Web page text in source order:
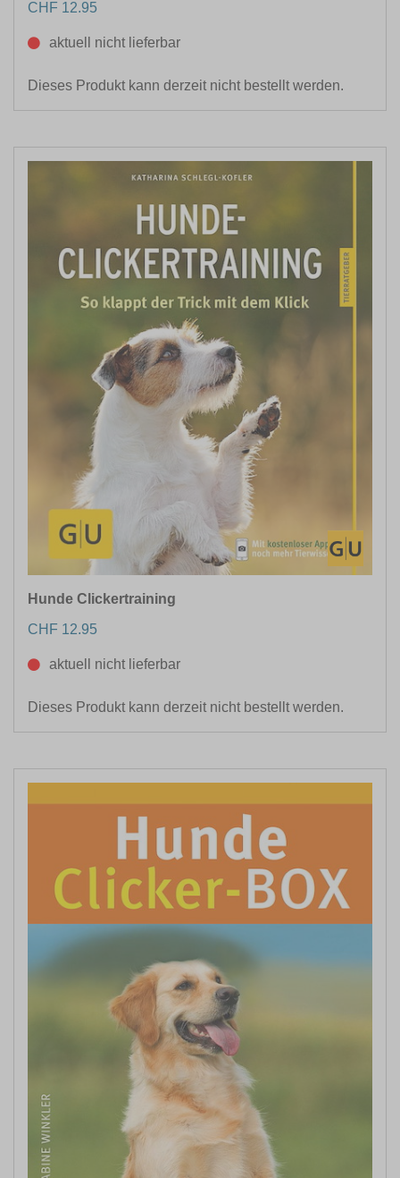
CHF 12.95
aktuell nicht lieferbar
Dieses Produkt kann derzeit nicht bestellt werden.
Hunde Clickertraining
CHF 12.95
aktuell nicht lieferbar
Dieses Produkt kann derzeit nicht bestellt werden.